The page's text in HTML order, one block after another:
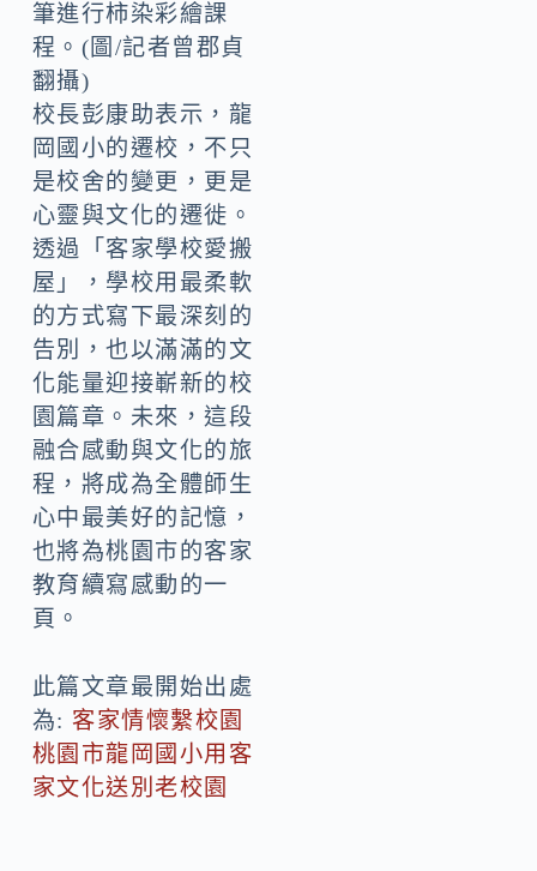
筆進行柿染彩繪課
程。(圖/記者曾郡貞
翻攝)
校長彭康助表示，龍
岡國小的遷校，不只
是校舍的變更，更是
心靈與文化的遷徙。
透過「客家學校愛搬
屋」，學校用最柔軟
的方式寫下最深刻的
告別，也以滿滿的文
化能量迎接嶄新的校
園篇章。未來，這段
融合感動與文化的旅
程，將成為全體師生
心中最美好的記憶，
也將為桃園市的客家
教育續寫感動的一
頁。
此篇文章最開始出處
為:客家情懷繫校園
桃園市龍岡國小用客
家文化送別老校園